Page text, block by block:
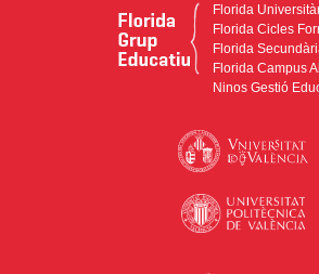
Florida
Florida Cicles
Florida
Florida Campus
Ninos Gestió